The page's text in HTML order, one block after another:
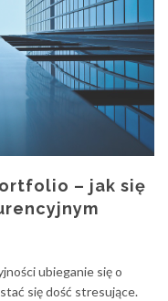
– jak się
ubieganie się o
się dość stresujące.